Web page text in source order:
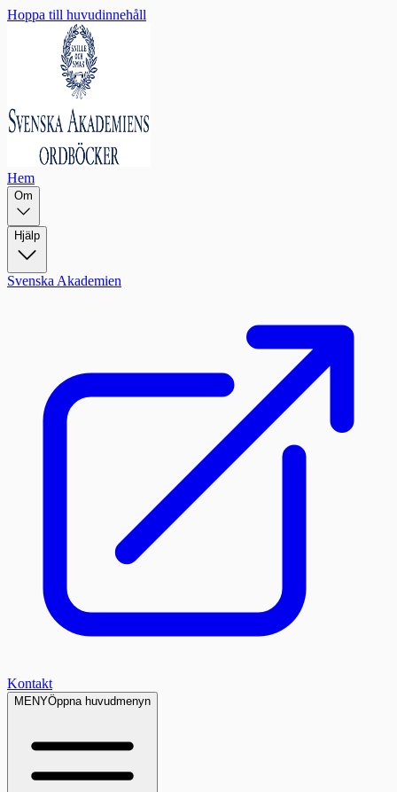
Hoppa till huvudinnehåll
Hem
Om
Hjälp
Svenska Akademien
Kontakt
MENYÖppna huvudmenyn